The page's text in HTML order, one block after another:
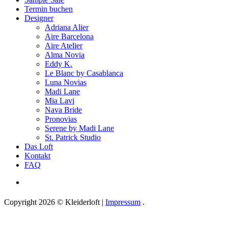
Termin buchen
Designer
Adriana Alier
Aire Barcelona
Aire Atelier
Alma Novia
Eddy K.
Le Blanc by Casablanca
Luna Novias
Madi Lane
Mia Lavi
Nava Bride
Pronovias
Serene by Madi Lane
St. Patrick Studio
Das Loft
Kontakt
FAQ
Copyright 2026 © Kleiderloft | Impressum .